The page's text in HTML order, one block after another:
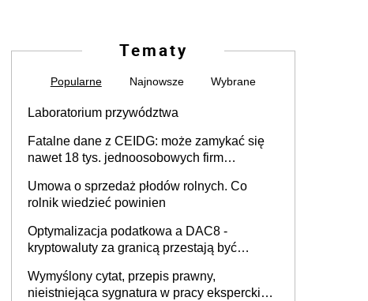
Tematy
Popularne Najnowsze Wybrane
Laboratorium przywództwa
Fatalne dane z CEIDG: może zamykać się
nawet 18 tys. jednoosobowych firm
Umowa o sprzedaż płodów rolnych. Co
rolnik wiedzieć powinien
Optymalizacja podatkowa a DAC8 -
kryptowaluty za granicą przestają być
Wymyślony cytat, przepis prawny,
nieistniejąca sygnatura w pracy eksperckiej -